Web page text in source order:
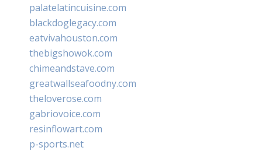
palatelatincuisine.com
blackdoglegacy.com
eatvivahouston.com
thebigshowok.com
chimeandstave.com
greatwallseafoodny.com
theloverose.com
gabriovoice.com
resinflowart.com
p-sports.net